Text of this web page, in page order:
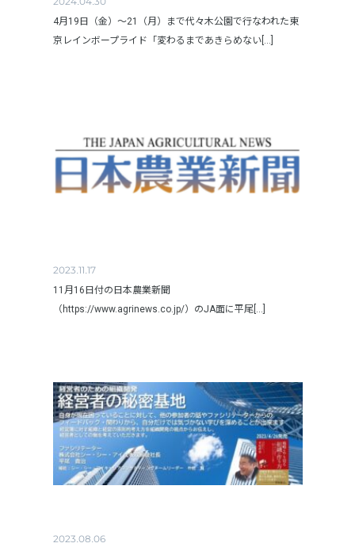
4月19日（金）～21（月）まで代々木公園で行なわれた東
京レインボープライド「変わるまであきらめない[...]
2023.11.17
11月16日付の日本農業新聞
（https://www.agrinews.co.jp/）のJA面に平尾[...]
2023.08.06